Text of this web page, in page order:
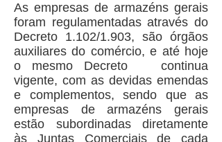
As empresas de armazéns gerais
foram regulamentadas através do
Decreto 1.102/1.903, são órgãos
auxiliares do comércio, e até hoje
o mesmo Decreto continua
vigente, com as devidas emendas
e complementos, sendo que as
empresas de armazéns gerais
estão subordinadas diretamente
às Juntas Comerciais de cada